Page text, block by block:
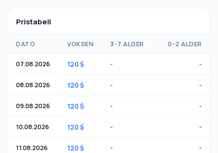
Pristabell
DATO VOKSEN 3-7 ALDER 0-2 ALDER
07.08.2026 120 $ - -
08.08.2026 120 $ - -
09.08.2026 120 $ - -
10.08.2026 120 $ - -
11.08.2026 120 $ - -